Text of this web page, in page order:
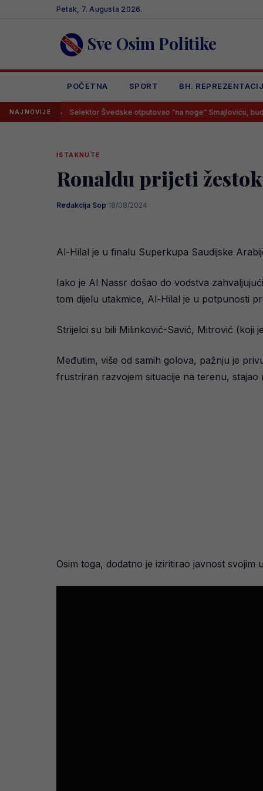
Petak, 7. Augusta 2026.
Sve Osim Politike
POČETNA SPORT BH.
NAJNOVIJE
Selektor Švedske otputovao “na noge” Smajloviću, budući Zmaj
ISTAKNUTE
Ronaldu prijeti
Redakcija Sop·18/08/2024
Al-Hilal je u finalu Superkupa Saudijske
Iako je Al Nassr došao do vodstva
tom dijelu utakmice, Al-Hilal je u potpunosti
Strijelci su bili Milinković-Savić, Mitrović (koji
Međutim, više od samih golova, pažnju je
frustriran razvojem situacije na terenu,
Osim toga, dodatno je iziritirao javnost svojim